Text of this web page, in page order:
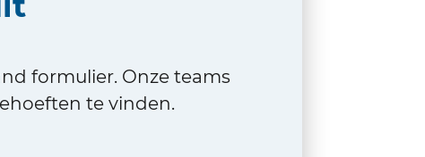
formulier. Onze teams
te vinden.